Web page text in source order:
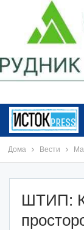
Дома Вести
ШТИП: